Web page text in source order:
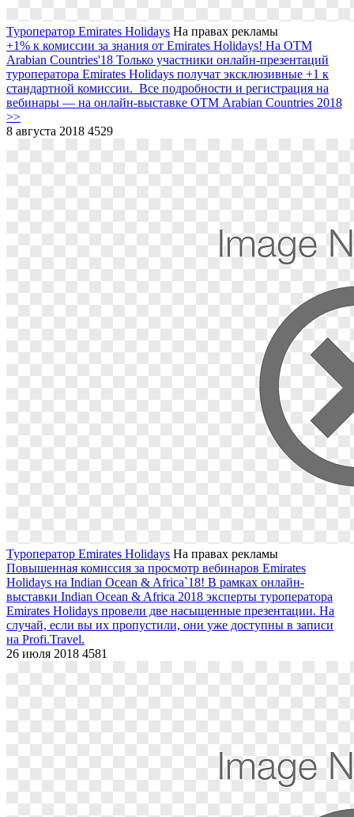
Туроператор Emirates Holidays На правах рекламы
+1% к комиссии за знания от Emirates Holidays! На ОТМ
Arabian Countries'18 Только участники онлайн-презентаций
туроператора Emirates Holidays получат эксклюзивные +1 к
стандартной комиссии. Все подробности и регистрация на
вебинары ― на онлайн-выставке ОТМ Arabian Countries 2018
>>
8 августа 2018 4529
Туроператор Emirates Holidays На правах рекламы
Повышенная комиссия за просмотр вебинаров Emirates
Holidays на Indian Ocean & Africa`18! В рамках онлайн-
выставки Indian Ocean & Africa 2018 эксперты туроператора
Emirates Holidays провели две насыщенные презентации. На
случай, если вы их пропустили, они уже доступны в записи
на Profi.Travel.
26 июля 2018 4581